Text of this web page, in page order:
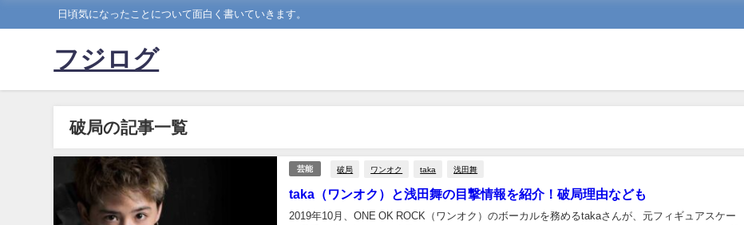
日頃気になったことについて面白く書いていきます。
フジログ
破局の記事一覧
芸能 破局 ワンオク taka 浅田舞
taka（ワンオク）と浅田舞の目撃情報を紹介！破局理由なども
2019年10月、ONE OK ROCK（ワンオク）のボーカルを務めるtakaさんが、元フィギュアスケー